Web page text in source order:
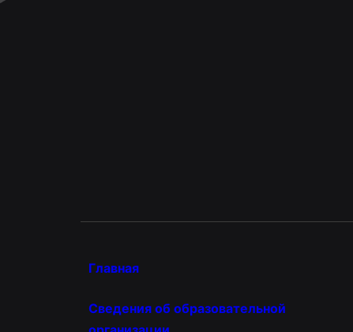
Главная
Сведения об образовательной